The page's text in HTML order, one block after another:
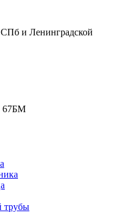
и Ленинградской
67БМ
трубы